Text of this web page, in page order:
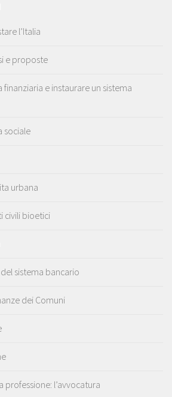
l’Italia
e proposte
e instaurare un sistema
sociale
urbana
civili bioetici
sistema bancario
dei Comuni
professione: l’avvocatura